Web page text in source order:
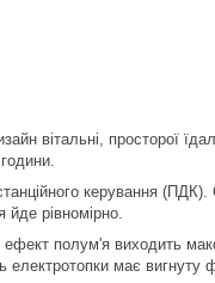
вітальні, просторої
керування
йде рівномірно.
полум'я виходить
електротопки має